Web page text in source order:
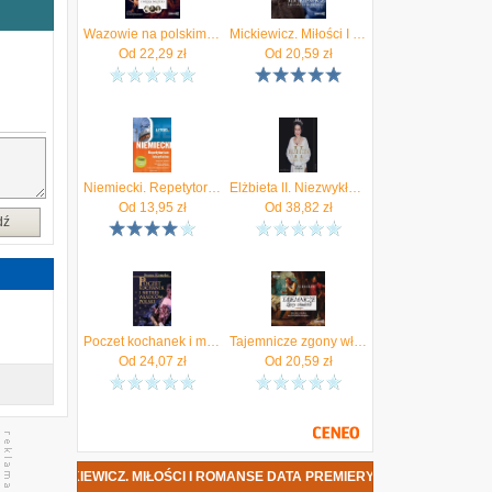
Wazowie na polskim tronie audiobook Iwona Kienzler
Od 22,29 zł
Mickiewicz. Miłości I Romanse, Iwona Kienzler (Audiobook)
Od 20,59 zł
Niemiecki. Repetytorium leksykalne - Iwona Kienzler (E-book)
Od 13,95zł
Elżbieta II. Niezwykła królowa Iwona Kienzler (Audiobook)
Od 38,82 zł
Poczet kochanek i metres... Iwona Kienzler
Od 24,07 zł
Tajemnicze zgony władców audiobook Iwona Kienzler
Od 20,59 zł
- MICKIEWICZ. MIŁOŚCI I ROMANSE DATA PREMIERY